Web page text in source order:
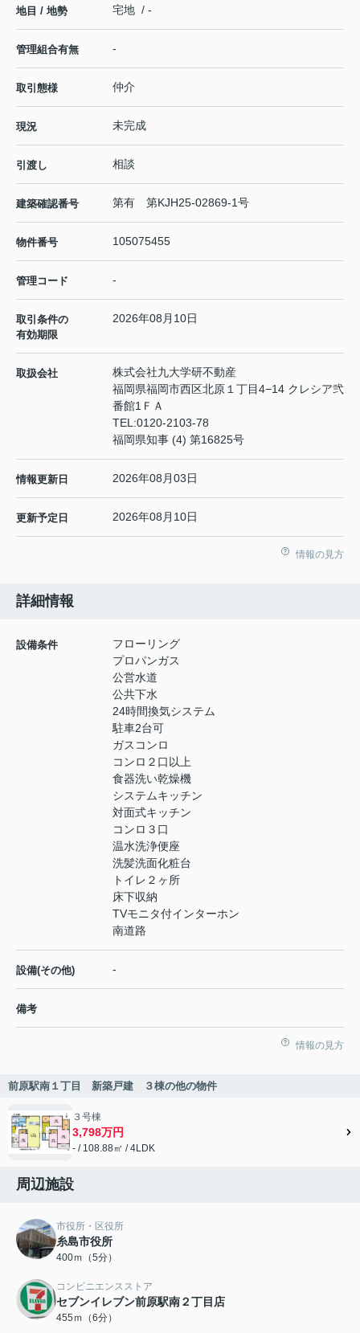
地目 / 地勢 宅地 / -
管理組合有無 -
取引態様 仲介
現況 未完成
引渡し 相談
建築確認番号 第有 第KJH25-02869-1号
物件番号 105075455
管理コード -
取引条件の
有効期限
2026年08月10日
取扱会社
株式会社九大学研不動産
福岡県福岡市西区北原１丁目4−14 クレシア弐
番館1ＦＡ
TEL:0120-2103-78
福岡県知事 (4) 第16825号
情報更新日 2026年08月03日
更新予定日 2026年08月10日
情報の見方
詳細情報
設備条件
フローリング
プロパンガス
公営水道
公共下水
24時間換気システム
駐車2台可
ガスコンロ
コンロ２口以上
食器洗い乾燥機
システムキッチン
対面式キッチン
コンロ３口
温水洗浄便座
洗髪洗面化粧台
トイレ２ヶ所
床下収納
TVモニタ付インターホン
南道路
設備(その他) -
備考
情報の見方
前原駅南１丁目 新築戸建 ３棟の他の物件
３号棟
3,798万円
- / 108.88㎡ / 4LDK
周辺施設
市役所・区役所
糸島市役所
400ｍ（5分）
コンビニエンスストア
セブンイレブン前原駅南２丁目店
455ｍ（6分）